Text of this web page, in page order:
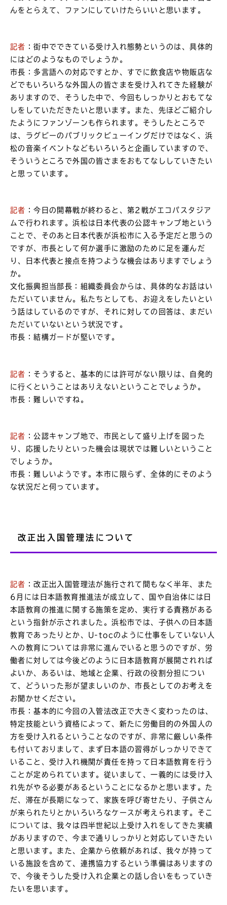
んをとらえて、ファンにしていけたらいいと思います。
記者 ：街中でできている受け入れ態勢というのは、具体的
にはどのようなものでしょうか。
市長：多言語への対応ですとか、すでに飲食店や物販店な
どでもいろいろな外国人の皆さまを受け入れてきた経験が
ありますので、そうした中で、今回もしっかりとおもてな
しをしていただきたいと思います。また、先ほどご紹介し
たようにファンゾーンも作られます。そうしたところで
は、ラグビーのパブリックビューイングだけではなく、浜
松の音楽イベントなどもいろいろと企画していますので、
そういうところで外国の皆さまをおもてなししていきたい
と思っています。
記者 ：今日の開幕戦が終わると、第2戦がエコパスタジア
ムで行われます。浜松は日本代表の公認キャンプ地という
ことで、そのあと日本代表が浜松市に入る予定だと思うの
ですが、市長として何か選手に激励のために足を運んだ
り、日本代表と接点を持つような機会はありますでしょう
か。
文化振興担当部長：組織委員会からは、具体的なお話はい
ただいていません。私たちとしても、お迎えをしたいとい
う話はしているのですが、それに対しての回答は、まだい
ただいていないという状況です。
市長：結構ガードが堅いです。
記者 ：そうすると、基本的には許可がない限りは、自発的
に行くということはありえないということでしょうか。
市長：難しいですね。
記者 ：公認キャンプ地で、市民として盛り上げを図った
り、応援したりといった機会は現状では難しいということ
でしょうか。
市長：難しいようです。本市に限らず、全体的にそのよう
な状況だと伺っています。
改正出入国管理法について
記者 ：改正出入国管理法が施行されて間もなく半年、また
6月には日本語教育推進法が成立して、国や自治体には日
本語教育の推進に関する施策を定め、実行する責務がある
という指針が示されました。浜松市では、子供への日本語
教育であったりとか、U-tocのように仕事をしていない人
への教育については非常に進んでいると思うのですが、労
働者に対しては今後どのように日本語教育が展開されれば
よいか、あるいは、地域と企業、行政の役割分担につい
て、どういった形が望ましいのか、市長としてのお考えを
お聞かせください。
市長：基本的に今回の入管法改正で大きく変わったのは、
特定技能という資格によって、新たに労働目的の外国人の
方を受け入れるということなのですが、非常に厳しい条件
も付いておりまして、まず日本語の習得がしっかりできて
いること、受け入れ機関が責任を持って日本語教育を行う
ことが定められています。従いまして、一義的には受け入
れ先がやる必要があるということになるかと思います。た
だ、滞在が長期になって、家族を呼び寄せたり、子供さん
が来られたりとかいろいろなケースが考えられます。そこ
については、我々は四半世紀以上受け入れをしてきた実績
がありますので、今まで通りしっかりと対応していきたい
と思います。また、企業から依頼があれば、我々が持って
いる施設を含めて、連携協力するという準備はありますの
で、今後そうした受け入れ企業との話し合いをもっていき
たいを思います。